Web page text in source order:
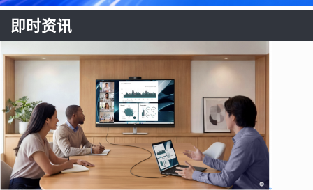
即时资讯